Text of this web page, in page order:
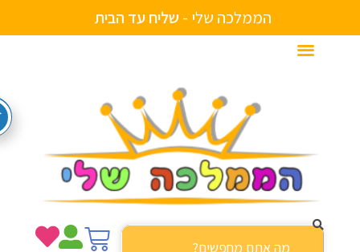
הממלכה שלי -ש ל חעדהב ת